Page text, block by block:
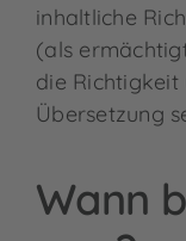
inhaltliche
(als
die
Übersetzung
Wann